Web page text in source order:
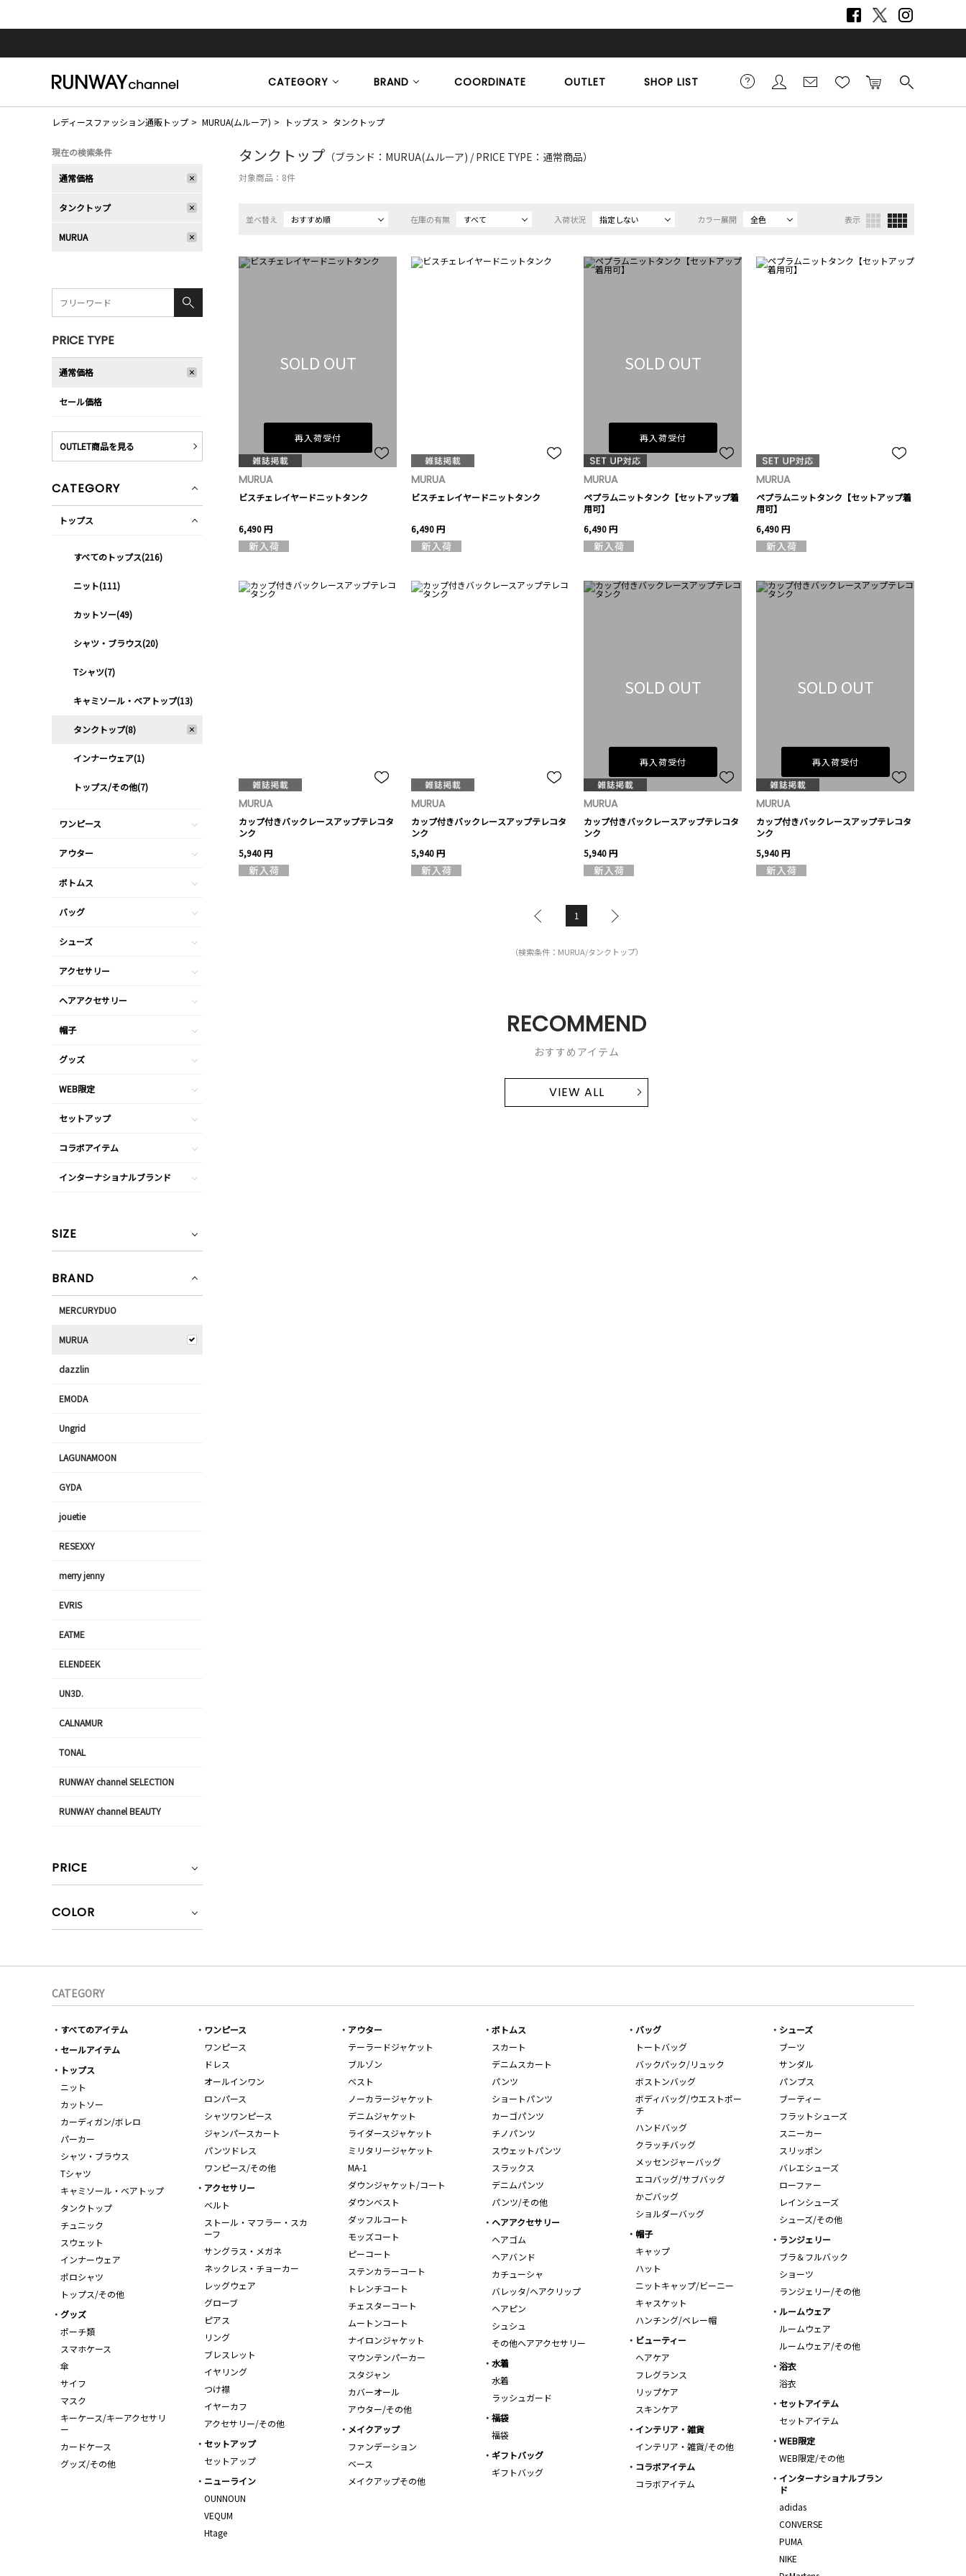
CATEGORY BRAND COORDINATE OUTLET SHOP LIST
レディースファッション通販トップ MURUA(ムルーア) トップス タンクトップ
タンクトップ （ブランド：MURUA(ムルーア) / PRICE TYPE：通常商品）
対象商品： 8件
並べ替え おすすめ順 在庫の有無 すべて 入荷状況 指定しない カラー展開 全色 表示
SOLD OUT
再入荷受付
MURUA
ビスチェレイヤードニットタンク
6,490 円
MURUA
ビスチェレイヤードニットタンク
6,490 円
SOLD OUT
再入荷受付
MURUA
ペプラムニットタンク【セットアップ着
用可】
6,490 円
MURUA
ペプラムニットタンク【セットアップ着
用可】
6,490 円
MURUA
カップ付きバックレースアップテレコタ
ンク
5,940 円
MURUA
カップ付きバックレースアップテレコタ
ンク
5,940 円
SOLD OUT
再入荷受付
MURUA
カップ付きバックレースアップテレコタ
ンク
5,940 円
SOLD OUT
再入荷受付
MURUA
カップ付きバックレースアップテレコタ
ンク
5,940 円
1
（検索条件：MURUA/タンクトップ）
RECOMMEND
おすすめアイテム
VIEW ALL
現在の検索条件
通常価格
タンクトップ
MURUA
PRICE TYPE
通常価格
セール価格
OUTLET商品を見る
CATEGORY
トップス
すべてのトップス(216)
ニット(111)
カットソー(49)
シャツ・ブラウス(20)
Tシャツ(7)
キャミソール・ベアトップ(13)
タンクトップ(8)
インナーウェア(1)
トップス/その他(7)
ワンピース
アウター
ボトムス
バッグ
シューズ
アクセサリー
ヘアアクセサリー
帽子
グッズ
WEB限定
セットアップ
コラボアイテム
インターナショナルブランド
SIZE
BRAND
MERCURYDUO
MURUA
dazzlin
EMODA
Ungrid
LAGUNAMOON
GYDA
jouetie
RESEXXY
merry jenny
EVRIS
EATME
ELENDEEK
UN3D.
CALNAMUR
TONAL
RUNWAY channel SELECTION
RUNWAY channel BEAUTY
PRICE
COLOR
CATEGORY
すべてのアイテム
セールアイテム
トップス
ニット
カットソー
カーディガン/ボレロ
パーカー
シャツ・ブラウス
Tシャツ
キャミソール・ベアトップ
タンクトップ
チュニック
スウェット
インナーウェア
ポロシャツ
トップス/その他
ワンピース
ワンピース
ドレス
オールインワン
ロンパース
シャツワンピース
ジャンパースカート
パンツドレス
ワンピース/その他
アウター
テーラードジャケット
ブルゾン
ベスト
ノーカラージャケット
デニムジャケット
ライダースジャケット
ミリタリージャケット
MA-1
ダウンジャケット/コート
ダウンベスト
ダッフルコート
モッズコート
ピーコート
ステンカラーコート
トレンチコート
チェスターコート
ムートンコート
ナイロンジャケット
マウンテンパーカー
スタジャン
カバーオール
アウター/その他
ボトムス
スカート
デニムスカート
パンツ
ショートパンツ
カーゴパンツ
チノパンツ
スウェットパンツ
スラックス
デニムパンツ
パンツ/その他
バッグ
トートバッグ
バックパック/リュック
ボストンバッグ
ボディバッグ/ウエストポー
チ
ハンドバッグ
クラッチバッグ
メッセンジャーバッグ
エコバッグ/サブバッグ
かごバッグ
ショルダーバッグ
シューズ
ブーツ
サンダル
パンプス
ブーティー
フラットシューズ
スニーカー
スリッポン
バレエシューズ
ローファー
レインシューズ
シューズ/その他
アクセサリー
ベルト
ストール・マフラー・スカ
ーフ
サングラス・メガネ
ネックレス・チョーカー
レッグウェア
グローブ
ピアス
リング
ブレスレット
イヤリング
つけ襟
イヤーカフ
アクセサリー/その他
ヘアアクセサリー
ヘアゴム
ヘアバンド
カチューシャ
バレッタ/ヘアクリップ
ヘアピン
シュシュ
その他ヘアアクセサリー
帽子
キャップ
ハット
ニットキャップ/ビーニー
キャスケット
ハンチング/ベレー帽
ランジェリー
ブラ＆フルバック
ショーツ
ランジェリー/その他
ルームウェア
ルームウェア
ルームウェア/その他
グッズ
ポーチ類
スマホケース
傘
サイフ
マスク
キーケース/キーアクセサリ
ー
カードケース
グッズ/その他
ビューティー
ヘアケア
フレグランス
リップケア
スキンケア
水着
水着
ラッシュガード
浴衣
浴衣
セットアイテム
セットアイテム
福袋
福袋
メイクアップ
ファンデーション
ベース
メイクアップその他
インテリア・雑貨
インテリア・雑貨/その他
WEB限定
WEB限定/その他
セットアップ
セットアップ
ギフトバッグ
ギフトバッグ
コラボアイテム
コラボアイテム
インターナショナルブラン
ド
adidas
CONVERSE
PUMA
NIKE
ニューライン
OUNNOUN
VEQUM
Htage